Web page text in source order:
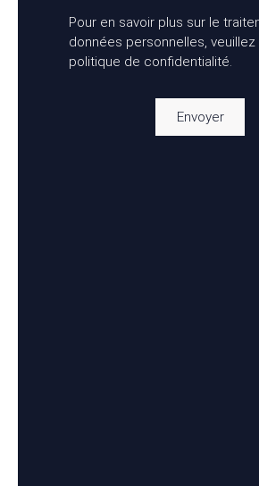
Pour en savoir plus sur le
données personnelles,
politique de confidentialité.
Envoyer